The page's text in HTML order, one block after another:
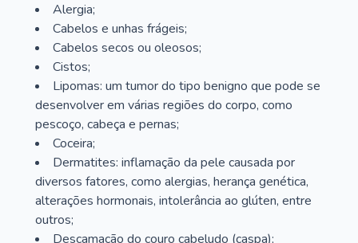
Alergia;
Cabelos e unhas frágeis;
Cabelos secos ou oleosos;
Cistos;
Lipomas: um tumor do tipo benigno que pode se
desenvolver em várias regiões do corpo, como
pescoço, cabeça e pernas;
Coceira;
Dermatites: inflamação da pele causada por
diversos fatores, como alergias, herança genética,
alterações hormonais, intolerância ao glúten, entre
outros;
Descamação do couro cabeludo (caspa);